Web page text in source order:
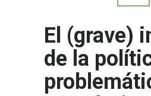
El (grave)
de la